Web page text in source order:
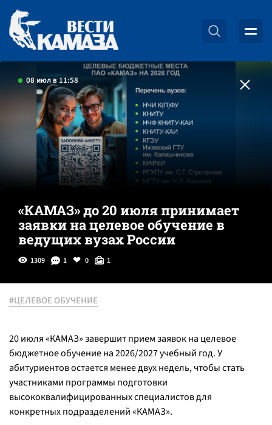
08 июл в 11:58
«КАМАЗ» до 20 июля принимает
заявки на целевое обучение в
ведущих вузах России
1309 1 0 1
#ЦЕЛЕВОЕ ОБУЧЕНИЕ
20 июля «КАМАЗ» завершит прием заявок на целевое
бюджетное обучение на 2026/2027 учебный год. У
абитуриентов остается менее двух недель, чтобы стать
участниками программы подготовки
высококвалифицированных специалистов для
конкретных подразделений «КАМАЗ».